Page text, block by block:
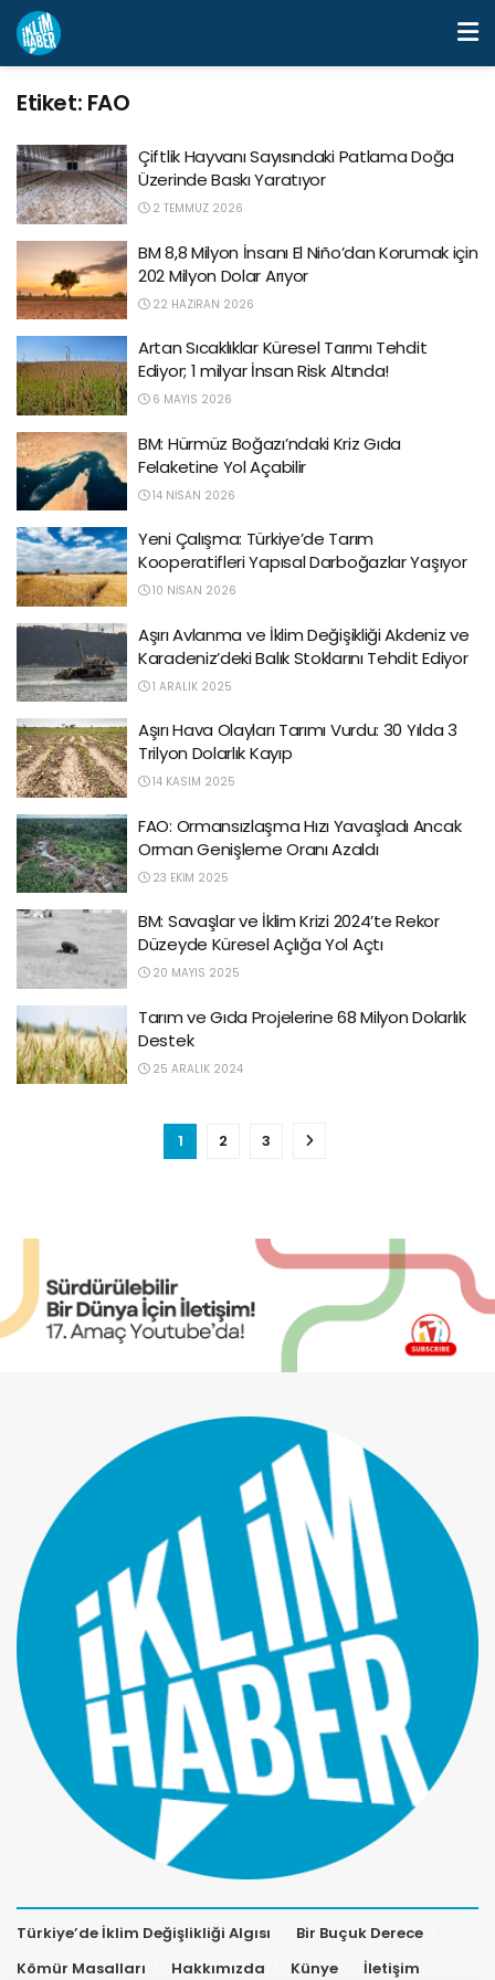
Etiket: FAO
Çiftlik Hayvanı Sayısındaki Patlama Doğa
Üzerinde Baskı Yaratıyor
2 TEMMUZ 2026
BM 8,8 Milyon İnsanı El Niño’dan Korumak için
202 Milyon Dolar Arıyor
22 HAZIRAN 2026
Artan Sıcaklıklar Küresel Tarımı Tehdit
Ediyor; 1 milyar İnsan Risk Altında!
6 MAYIS 2026
BM: Hürmüz Boğazı’ndaki Kriz Gıda
Felaketine Yol Açabilir
14 NISAN 2026
Yeni Çalışma: Türkiye’de Tarım
Kooperatifleri Yapısal Darboğazlar Yaşıyor
10 NISAN 2026
Aşırı Avlanma ve İklim Değişikliği Akdeniz ve
Karadeniz’deki Balık Stoklarını Tehdit Ediyor
1 ARALIK 2025
Aşırı Hava Olayları Tarımı Vurdu: 30 Yılda 3
Trilyon Dolarlık Kayıp
14 KASIM 2025
FAO: Ormansızlaşma Hızı Yavaşladı Ancak
Orman Genişleme Oranı Azaldı
23 EKIM 2025
BM: Savaşlar ve İklim Krizi 2024’te Rekor
Düzeyde Küresel Açlığa Yol Açtı
20 MAYIS 2025
Tarım ve Gıda Projelerine 68 Milyon Dolarlık
Destek
25 ARALIK 2024
1 2 3
Türkiye’de İklim Değişlikliği Algısı
Bir Buçuk Derece
Kömür Masalları
Hakkımızda Künye İletişim